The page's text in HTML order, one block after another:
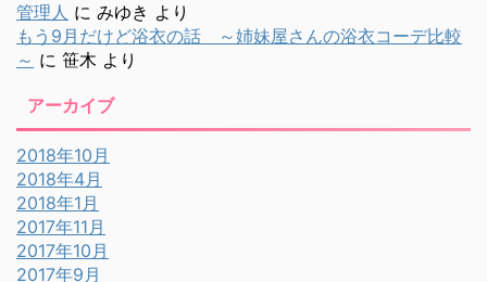
管理人 に みゆき より
もう9月だけど浴衣の話 ～姉妹屋さんの浴衣コーデ比較
～ に 笹木 より
アーカイブ
2018年10月
2018年4月
2018年1月
2017年11月
2017年10月
2017年9月